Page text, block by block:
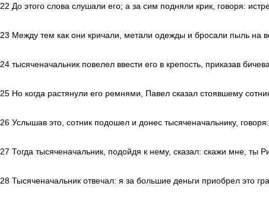
22 До этого слова слушали его; а за сим подняли крик, говоря:
23 Между тем как они кричали, метали одежды и бросали пыль на
24 тысяченачальник повелел ввести его в крепость, приказав
25 Но когда растянули его ремнями, Павел сказал стоявшему
26 Услышав это, сотник подошел и донес тысяченачальнику,
27 Тогда тысяченачальник, подойдя к нему, сказал: скажи мне, ты
28 Тысяченачальник отвечал: я за большие деньги приобрел это